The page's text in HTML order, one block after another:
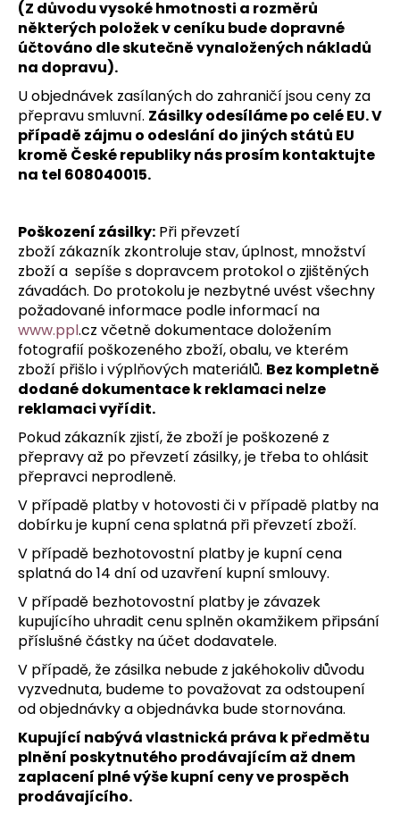
(Z důvodu vysoké hmotnosti a rozměrů
některých položek v ceníku bude dopravné
účtováno dle skutečně vynaložených nákladů
na dopravu).
U objednávek zasílaných do zahraničí jsou ceny za
přepravu smluvní. Zásilky odesíláme po celé EU. V
případě zájmu o odeslání do jiných států EU
kromě České republiky nás prosím kontaktujte
na tel 608040015.
Poškození zásilky: Při převzetí
zboží zákazník zkontroluje stav, úplnost, množství
zboží a sepíše s dopravcem protokol o zjištěných
závadách. Do protokolu je nezbytné uvést všechny
požadované informace podle informací na
www.ppl.cz včetně dokumentace doložením
fotografií poškozeného zboží, obalu, ve kterém
zboží přišlo i výplňových materiálů. Bez kompletně
dodané dokumentace k reklamaci nelze
reklamaci vyřídit.
Pokud zákazník zjistí, že zboží je poškozené z
přepravy až po převzetí zásilky, je třeba to ohlásit
přepravci neprodleně.
V případě platby v hotovosti či v případě platby na
dobírku je kupní cena splatná při převzetí zboží.
V případě bezhotovostní platby je kupní cena
splatná do 14 dní od uzavření kupní smlouvy.
V případě bezhotovostní platby je závazek
kupujícího uhradit cenu splněn okamžikem připsání
příslušné částky na účet dodavatele.
V případě, že zásilka nebude z jakéhokoliv důvodu
vyzvednuta, budeme to považovat za odstoupení
od objednávky a objednávka bude stornována.
Kupující nabývá vlastnická práva k předmětu
plnění poskytnutého prodávajícím až dnem
zaplacení plné výše kupní ceny ve prospěch
prodávajícího.
č
u
j
m
e
ČISTÍCÍ
EXTRAKTEM
Z
BAVLNY
50
ML